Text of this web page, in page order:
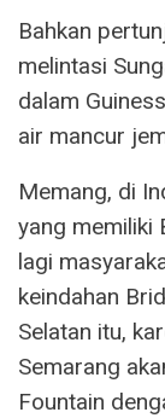
Bahkan
melintasi
dalam
air mancur
Memang, di
yang memiliki
lagi
keindahan
Selatan itu,
Semarang
Fountain